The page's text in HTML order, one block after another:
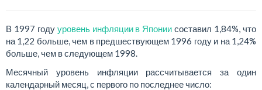
В 1997 году уровень инфляции в Японии составил 1,84%, что
на 1,22 больше, чем в предшествующем 1996 году и на 1,24%
больше, чем в следующем 1998.
Месячный уровень инфляции рассчитывается за один
календарный месяц, с первого по последнее число: